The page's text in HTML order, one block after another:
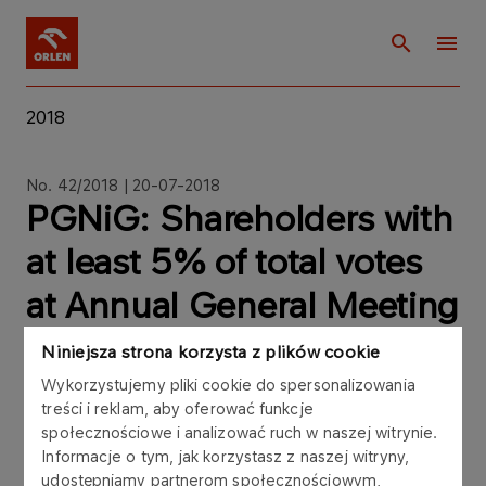
Niniejsza strona korzysta z plików cookie
Wykorzystujemy pliki cookie do spersonalizowania
treści i reklam, aby oferować funkcje
społecznościowe i analizować ruch w naszej witrynie.
Informacje o tym, jak korzystasz z naszej witryny,
udostępniamy partnerom społecznościowym,
2018
No. 42/2018 | 20-07-2018
PGNiG: Shareholders with
at least 5% of total votes
at Annual General Meeting
of PGNiG SA convened for
June 29th 2018 and
ended on July 20th 2018